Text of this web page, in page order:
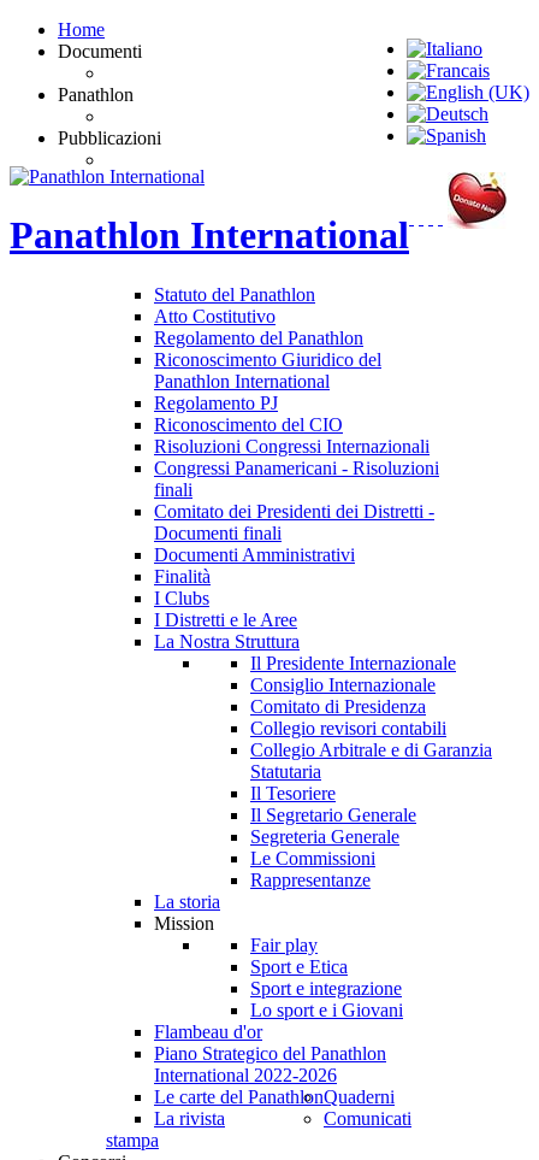
Panathlon International
Home
Documenti
Statuto del Panathlon
Atto Costitutivo
Regolamento del Panathlon
Riconoscimento Giuridico del
Panathlon International
Regolamento PJ
Riconoscimento del CIO
Risoluzioni Congressi Internazionali
Congressi Panamericani - Risoluzioni
finali
Comitato dei Presidenti dei Distretti -
Documenti finali
Documenti Amministrativi
Panathlon
Finalità
I Clubs
I Distretti e le Aree
La Nostra Struttura
Il Presidente Internazionale
Consiglio Internazionale
Comitato di Presidenza
Collegio revisori contabili
Collegio Arbitrale e di Garanzia
Statutaria
Il Tesoriere
Il Segretario Generale
Segreteria Generale
Le Commissioni
Rappresentanze
La storia
Mission
Fair play
Sport e Etica
Sport e integrazione
Lo sport e i Giovani
Flambeau d'or
Piano Strategico del Panathlon
International 2022-2026
Pubblicazioni
Le carte del Panathlon
La rivista
Quaderni
Comunicati
stampa